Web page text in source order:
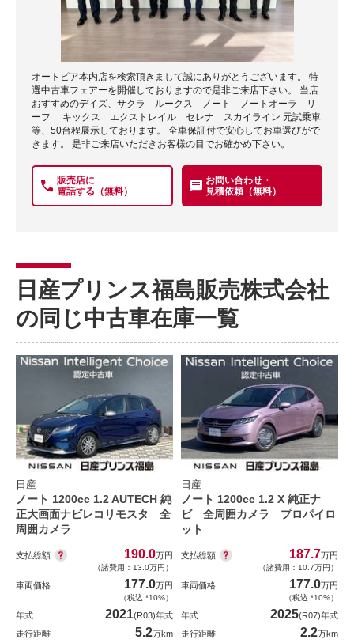
オートピア本内店を検索頂きまして誠にありがとうございます。 特
選中古車フェアーを開催しておりますので是非ご来店下さい。 当店
おすすめのデイズ、サクラ ルークス ノート ノートオーラ リ
ーフ キックス エクストレイル セレナ スカイライン 元試乗車
等、50台程展示しております。 全車保証付で安心してお車選びがで
きます。 是非ご来店いただきお客様の目でお確かめ下さい。
販売店に
電話する（無料）
お問い合わせ・
見積依頼（無料）
日産プリンス福島販売株式会社
の同じ中古車在庫一覧
日産
ノート 1200cc 1.2 AUTECH 純
正大画面ナビレコリモスタ 全
周囲カメラ
支払総額 190.0万円
（諸費用：13.0万円）
車両価格 177.0万円
（税込 *10%）
年式 2021(R03)年式
走行距離
5.2万km
日産
ノート 1200cc 1.2 X 純正ナ
ビ 全周囲カメラ プロパイロ
ット
支払総額 187.7万円
（諸費用：10.7万円）
車両価格 177.0万円
（税込 *10%）
年式 2025(R07)年式
走行距離
2.2万km